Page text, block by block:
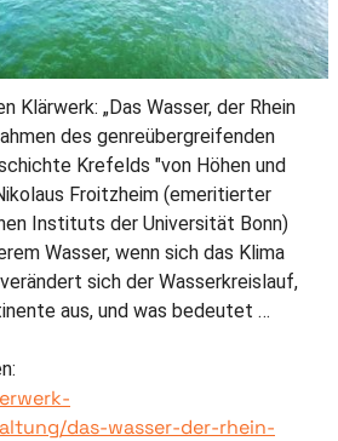
Klärwerk: „Das Wasser, der Rhein
des genreübergreifenden
Krefelds "von Höhen und
Froitzheim (emeritierter
Instituts der Universität Bonn)
Wasser, wenn sich das Klima
sich der Wasserkreislauf,
aus, und was bedeutet …
das-wasser-der-rhein-